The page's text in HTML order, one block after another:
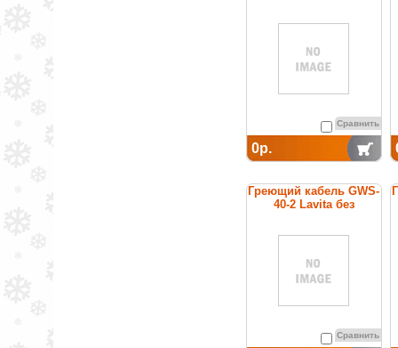
температуры горячей
воды
Сравнить
0р.
Греющий кабель GWS-
40-2 Lavita без
Сравнить